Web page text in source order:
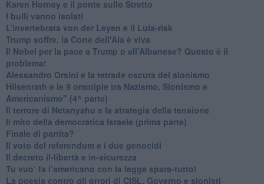
​Karen Horney e il ponte sullo Stretto
​I bulli vanno isolati
L’invertebrata von der Leyen e il Lula-risk
Trump soffre, la Corte dell'Aia è viva
​Il Nobel per la pace a Trump o all’Albanese? Questo è il
problema!
​Alessandro Orsini e la tetrade oscura del sionismo
​Hilsenrath e le 9 omotipie tra Nazismo, Sionismo e
Americanismo" (4^ parte)
​Il terrore di Netanyahu e la strategia della tensione
Il mito della democratica Israele (prima parte)
​Finale di partita?
​Il voto del referendum e i due genocidi
Il decreto il-libertà e in-sicurezza
Tu vuo’ fa l’americano con la legge spara-tutto!
La poesia contro gli orrori di CISL, Governo e sionisti